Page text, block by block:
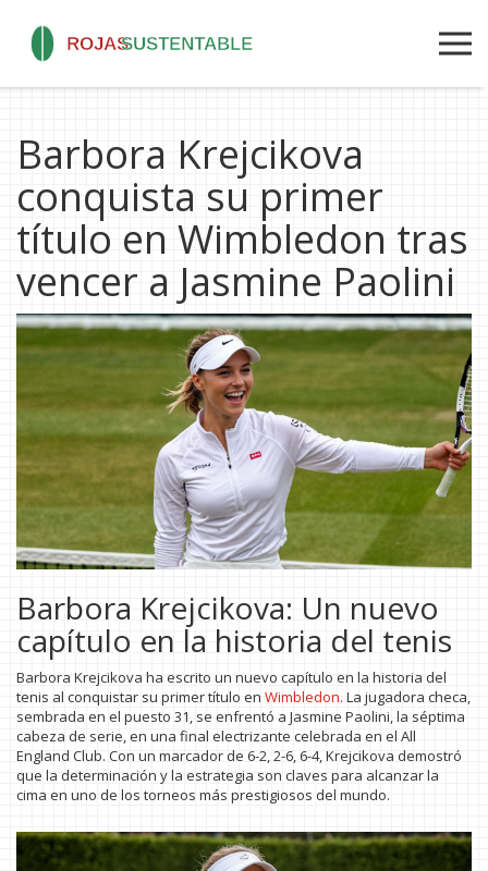
Barbora Krejcikova
conquista su primer
título en Wimbledon tras
vencer a Jasmine Paolini
Barbora Krejcikova: Un nuevo
capítulo en la historia del tenis
Barbora Krejcikova ha escrito un nuevo capítulo en la historia del
tenis al conquistar su primer título en Wimbledon. La jugadora checa,
sembrada en el puesto 31, se enfrentó a Jasmine Paolini, la séptima
cabeza de serie, en una final electrizante celebrada en el All
England Club. Con un marcador de 6-2, 2-6, 6-4, Krejcikova demostró
que la determinación y la estrategia son claves para alcanzar la
cima en uno de los torneos más prestigiosos del mundo.